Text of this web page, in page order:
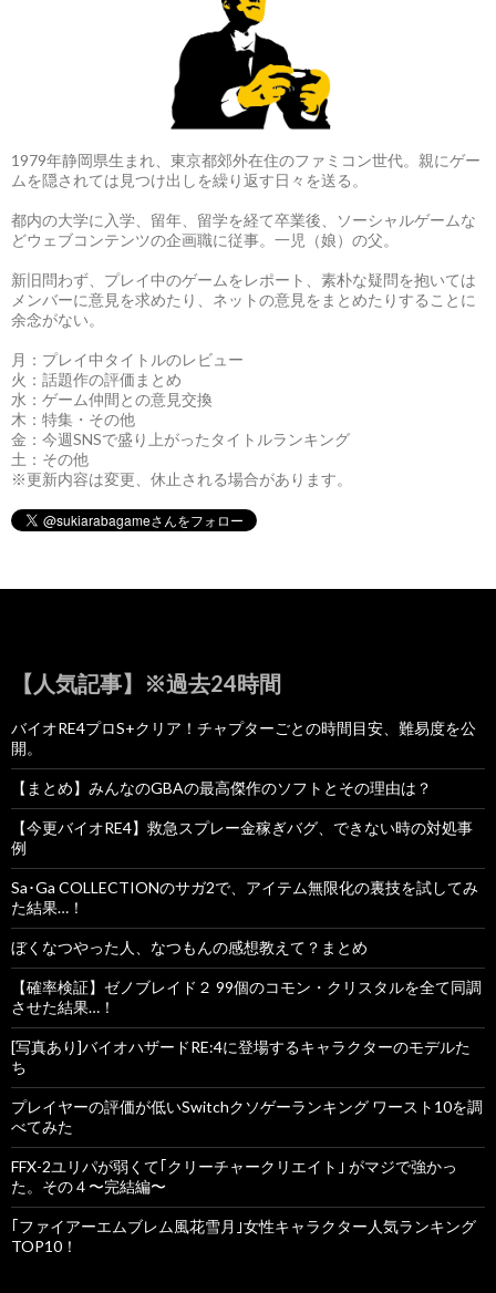
1979年静岡県生まれ、東京都郊外在住のファミコン世代。親にゲー
ムを隠されては見つけ出しを繰り返す日々を送る。
都内の大学に入学、留年、留学を経て卒業後、ソーシャルゲームな
どウェブコンテンツの企画職に従事。一児（娘）の父。
新旧問わず、プレイ中のゲームをレポート、素朴な疑問を抱いては
メンバーに意見を求めたり、ネットの意見をまとめたりすることに
余念がない。
月：プレイ中タイトルのレビュー
火：話題作の評価まとめ
水：ゲーム仲間との意見交換
木：特集・その他
金：今週SNSで盛り上がったタイトルランキング
土：その他
※更新内容は変更、休止される場合があります。
【人気記事】※過去24時間
バイオRE4プロS+クリア！チャプターごとの時間目安、難易度を公
開。
【まとめ】みんなのGBAの最高傑作のソフトとその理由は？
【今更バイオRE4】救急スプレー金稼ぎバグ、できない時の対処事
例
Sa･Ga COLLECTIONのサガ2で、アイテム無限化の裏技を試してみ
た結果…！
ぼくなつやった人、なつもんの感想教えて？まとめ
【確率検証】ゼノブレイド２ 99個のコモン・クリスタルを全て同調
させた結果…！
[写真あり]バイオハザードRE:4に登場するキャラクターのモデルた
ち
プレイヤーの評価が低いSwitchクソゲーランキング ワースト10を調
べてみた
FFX-2ユリパが弱くて｢クリーチャークリエイト｣ がマジで強かっ
た。その４〜完結編〜
｢ファイアーエムブレム風花雪月｣女性キャラクター人気ランキング
TOP10！